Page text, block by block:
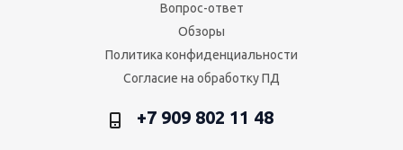
Вопрос-ответ
Обзоры
Политика конфиденциальности
Согласие на обработку ПД
+7 909 802 11 48